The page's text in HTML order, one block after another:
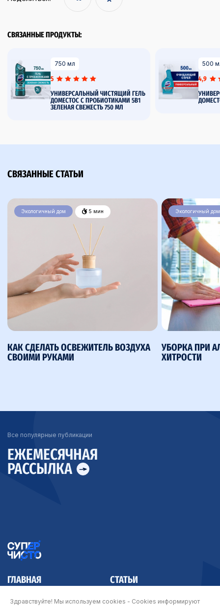
СВЯЗАННЫЕ ПРОДУКТЫ:
5
750 мл
УНИВЕРСАЛЬНЫЙ ЧИСТЯЩИЙ ГЕЛЬ
ДОМЕСТОС С ПРОБИОТИКАМИ 5В1
ЗЕЛЕНАЯ СВЕЖЕСТЬ 750 МЛ
4,9
500
СВЯЗАННЫЕ СТАТЬИ
Экологичный дом 5 мин
КАК СДЕЛАТЬ ОСВЕЖИТЕЛЬ ВОЗДУХА
СВОИМИ РУКАМИ
Экологичный дом
УБОРКА ПРИ
ХИТРОСТИ
Все популярные публикации
ЕЖЕМЕСЯЧНАЯ
РАССЫЛКА
ГЛАВНАЯ
СТАТЬИ
КОНТАКТЫ
Здравствуйте! Мы используем cookies - Cookies информируют